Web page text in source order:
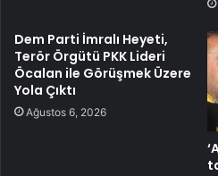
Dem Parti İmralı Heyeti,
Terör Örgütü PKK Lideri
Öcalan ile Görüşmek Üzere
Yola Çıktı
Ağustos 6, 2026